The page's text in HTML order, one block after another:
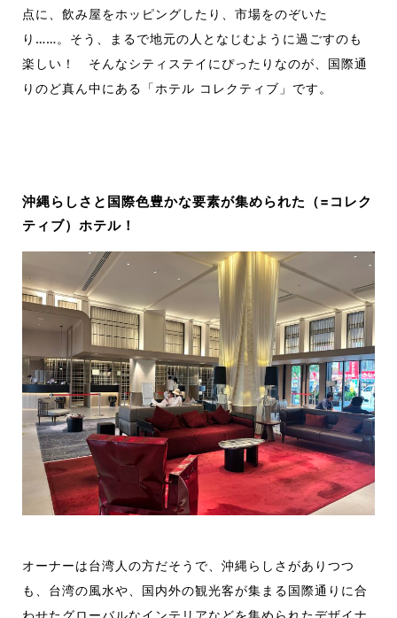
点に、飲み屋をホッピングしたり、市場をのぞいた
り……。そう、まるで地元の人となじむように過ごすのも
楽しい！ そんなシティステイにぴったりなのが、国際通
りのど真ん中にある「ホテル コレクティブ」です。
沖縄らしさと国際色豊かな要素が集められた（=コレク
ティブ）ホテル！
オーナーは台湾人の方だそうで、沖縄らしさがありつつ
も、台湾の風水や、国内外の観光客が集まる国際通りに合
わせたグローバルなインテリアなどを集められたデザイナ